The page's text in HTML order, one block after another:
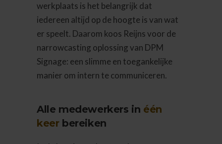
werkplaats is het belangrijk dat
iedereen altijd op de hoogte is van wat
er speelt. Daarom koos Reijns voor de
narrowcasting oplossing van DPM
Signage: een slimme en toegankelijke
manier om intern te communiceren.
Alle medewerkers in één
keerbereiken